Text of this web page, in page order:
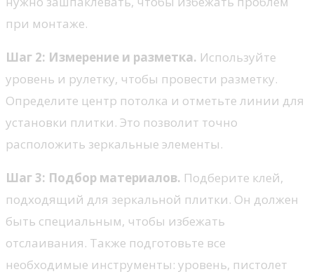
при монтаже.
Шаг 2: Измерение и разметка. Используйте
уровень и рулетку, чтобы провести разметку.
Определите центр потолка и отметьте линии для
установки плитки. Это позволит точно
расположить зеркальные элементы.
Шаг 3: Подбор материалов. Подберите клей,
подходящий для зеркальной плитки. Он должен
быть специальным, чтобы избежать
отслаивания. Также подготовьте все
необходимые инструменты: уровень, пистолет